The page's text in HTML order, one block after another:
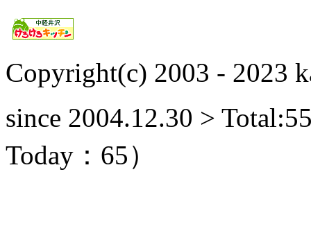
Copyright(c) 2003 - 2023
since 2004.12.30 >
Today：65）